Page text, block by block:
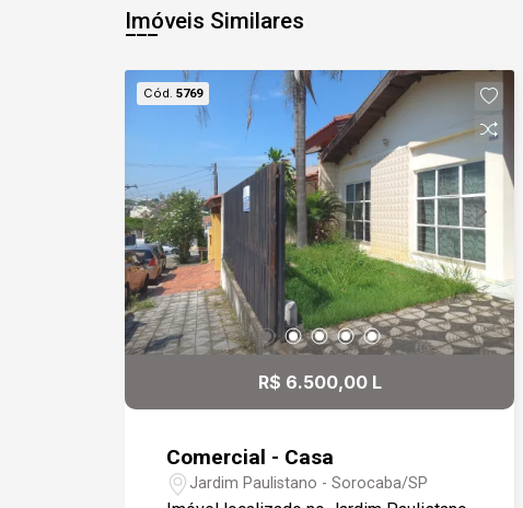
Imóveis Similares
Cód. 5769
R$ 6.500,00 L
Comercial - Casa
Jardim Paulistano - Sorocaba/SP